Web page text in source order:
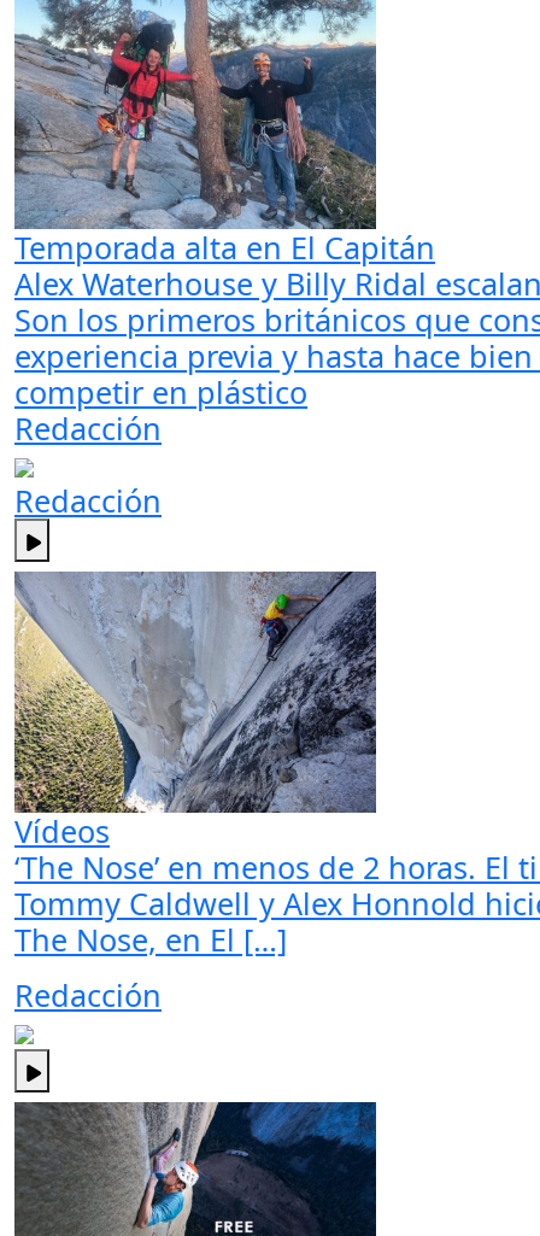
Temporada alta en El Capitán
Alex Waterhouse y Billy Ridal
Son los primeros británicos que
experiencia previa y hasta hace
competir en plástico
Redacción
Redacción
Vídeos
‘The Nose’ en menos de 2 horas. El
Tommy Caldwell y Alex Honnold
The Nose, en El […]
Redacción